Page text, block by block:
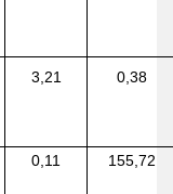
3,21 0,38
0,11 155,72